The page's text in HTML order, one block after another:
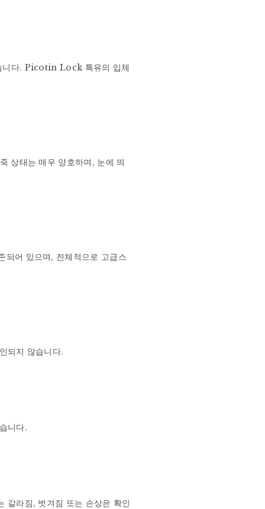
니다. Picotin Lock 특유의 입체
상태는 매우 양호하며, 눈에 띄
되어 있으며, 전체적으로 고급스
되지 않습니다.
니다.
갈라짐, 벗겨짐 또는 손상은 확인